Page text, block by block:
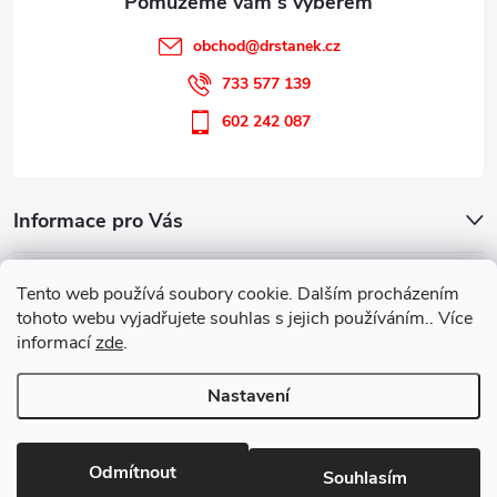
Tento web používá soubory cookie. Dalším procházením
tohoto webu vyjadřujete souhlas s jejich používáním.. Více
informacízde.
Nastavení
Odmítnout Souhlasím
Informace pro Vás
Kontakt
Parafarmaceutická poradna
obchod@drstanek.cz
733 577 139
602 242 087
Copyright 2026Guareta. Všechna práva vyhrazena.Upravit nastavení
cookies